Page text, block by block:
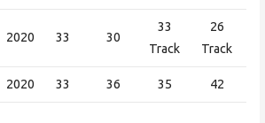
2020 33 30
33
Track
26
Track
2020 33 36 35 42